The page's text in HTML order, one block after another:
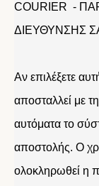
COURIER -
ΔΙΕΥΘΥΝΣΗΣ
Αν επιλέξετε
αποσταλλεί με
αυτόματα το
αποστολής. Ο
ολοκληρωθεί η